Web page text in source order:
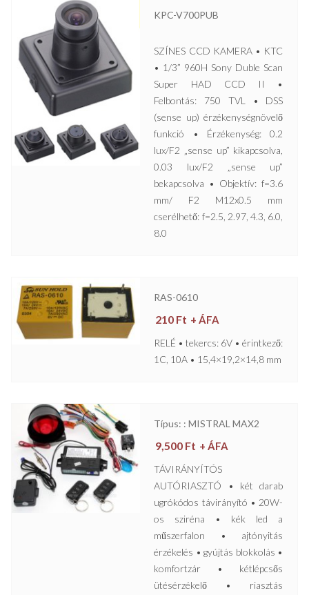
KPC-V700PUB
SZÍNES CCD KAMERA • KTC
• 1/3” 960H Sony Duble Scan
Super HAD CCD II •
Felbontás: 750 TVL • DSS
(sense up) érzékenységnövelő
funkció • Érzékenység: 0.2
lux/F2 „sense up” kikapcsolva,
0.03 lux/F2 „sense up”
bekapcsolva • Objektív: f=3.6
mm/ F2 M12x0.5 mm
cserélhető: f=2.5, 2.97, 4.3, 6.0,
8.0
RAS-0610
210 Ft + ÁFA
RELÉ • tekercs: 6V • érintkező:
1C, 10A • 15,4×19,2×14,8 mm
Típus: : MISTRAL MAX2
9,500 Ft + ÁFA
TÁVIRÁNYÍTÓS
AUTÓRIASZTÓ • két darab
ugrókódos távirányító • 20W-
os sziréna • kék led a
műszerfalon • ajtónyitás
érzékelés • gyújtás blokkolás •
komfortzár • kétlépcsős
ütésérzékelő • riasztás